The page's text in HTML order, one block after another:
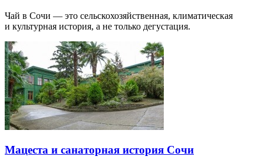
Чай в Сочи — это сельскохозяйственная, климатическая
и культурная история, а не только дегустация.
Мацеста и санаторная история Сочи